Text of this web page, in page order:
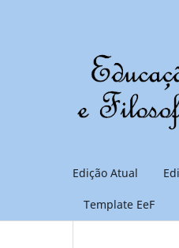
Edição Atual
Template EeF